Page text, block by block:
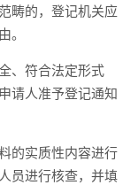
的，登记机关应
。
符合法定形式
请人准予登记通知
的实质性内容进行
员进行核查，并填